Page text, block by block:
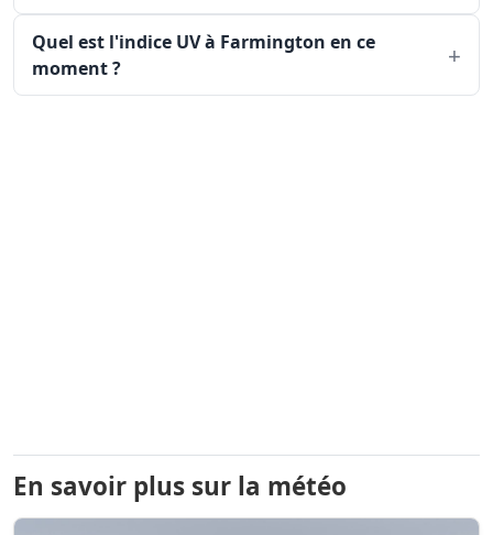
Quel est l'indice UV à Farmington en ce
moment ?
En savoir plus sur la météo